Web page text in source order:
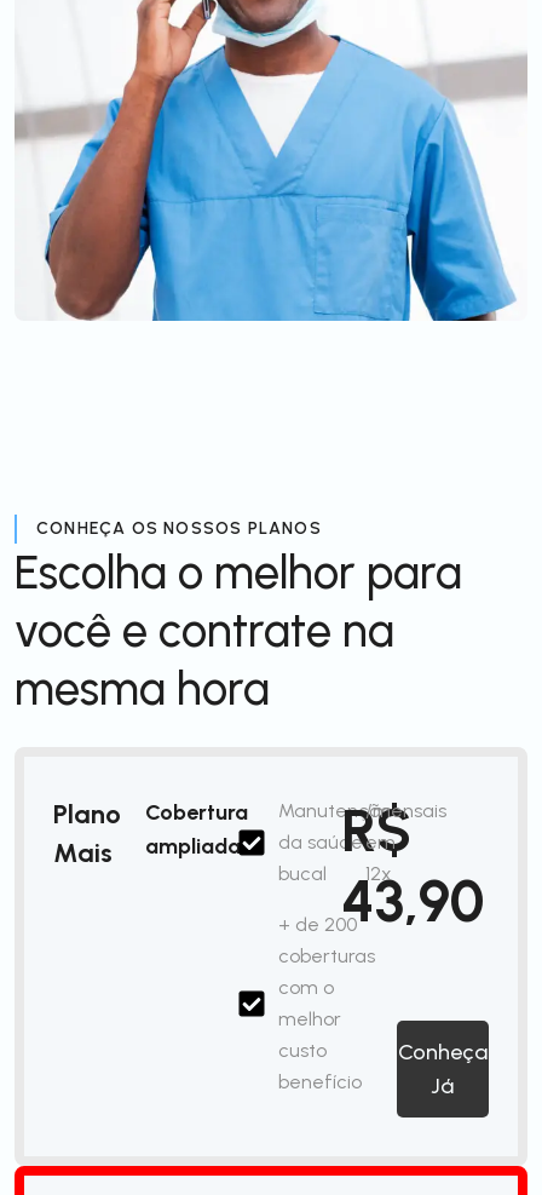
CONHEÇA OS NOSSOS PLANOS
Escolha o melhor para
você e contrate na
mesma hora
Plano
Mais
Cobertura
ampliada
Manutenção
da saúde
bucal
+ de 200
coberturas
com o
melhor
custo
benefício
R$
43,90
/mensais
em
12x
Conheça
Já